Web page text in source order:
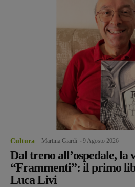
Cultura Martina Giardi 9 Agosto 2026
Dal treno all’ospedale, la
“Frammenti”: il primo
Luca Livi